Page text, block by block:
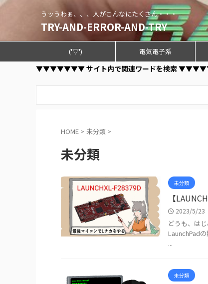
うッうわぁ、、、人がこんなにたくさん・・・
TRY-AND-ERROR-AND-TRY
('▽') 電気電子系
▼▼▼▼▼▼▼ サイト内で関連ワードを検索
HOME > 未分類 >
未分類
未分類
【
2023/5/23
どうも、は
LaunchPad
...
未分類